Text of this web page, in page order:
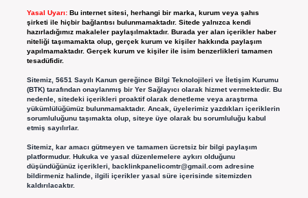
Yasal Uyarı: Bu internet sitesi, herhangi bir marka, kurum veya şahıs
şirketi ile hiçbir bağlantısı bulunmamaktadır. Sitede yalnızca kendi
hazırladığımız makaleler paylaşılmaktadır. Burada yer alan içerikler haber
niteliği taşımamakta olup, gerçek kurum ve kişiler hakkında paylaşım
yapılmamaktadır. Gerçek kurum ve kişiler ile isim benzerlikleri tamamen
tesadüfidir.
Sitemiz, 5651 Sayılı Kanun gereğince Bilgi Teknolojileri ve İletişim Kurumu
(BTK) tarafından onaylanmış bir Yer Sağlayıcı olarak hizmet vermektedir. Bu
nedenle, sitedeki içerikleri proaktif olarak denetleme veya araştırma
yükümlülüğümüz bulunmamaktadır. Ancak, üyelerimiz yazdıkları içeriklerin
sorumluluğunu taşımakta olup, siteye üye olarak bu sorumluluğu kabul
etmiş sayılırlar.
Sitemiz, kar amacı gütmeyen ve tamamen ücretsiz bir bilgi paylaşım
platformudur. Hukuka ve yasal düzenlemelere aykırı olduğunu
düşündüğünüz içerikleri, backlinkpanelicomtr@gmail.comadresine
bildirmeniz halinde, ilgili içerikler yasal süre içerisinde sitemizden
kaldırılacaktır.